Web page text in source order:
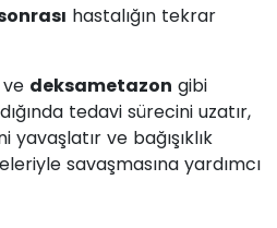
hastalığın tekrar
ve deksametazon gibi
tedavi sürecini uzatır,
yavaşlatır ve bağışıklık
savaşmasına yardımcı